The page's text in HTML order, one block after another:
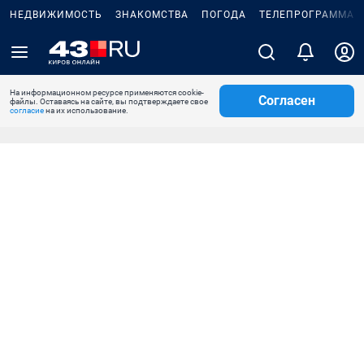
НЕДВИЖИМОСТЬ ЗНАКОМСТВА ПОГОДА ТЕЛЕПРОГРАММА
На информационном ресурсе применяются cookie-
файлы. Оставаясь на сайте, вы подтверждаете свое
согласиена их использование.
Согласен